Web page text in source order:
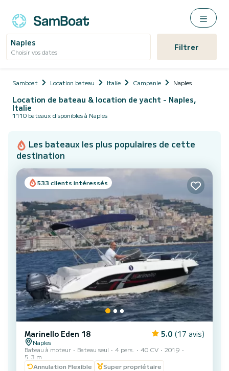
Naples
Choisir vos dates Filtrer
Samboat Location bateau Italie Campanie Naples
Location de bateau & location de yacht - Naples,
Italie
1110 bateaux disponibles à Naples
Les bateaux les plus populaires de cette
destination
533 clients intéressés
Marinello Eden 18 5.0 (17 avis)
Naples
Bateau à moteur
Bateau seul 4 pers. 40 CV
2019
5.3 m
Annulation Flexible
Super propriétaire